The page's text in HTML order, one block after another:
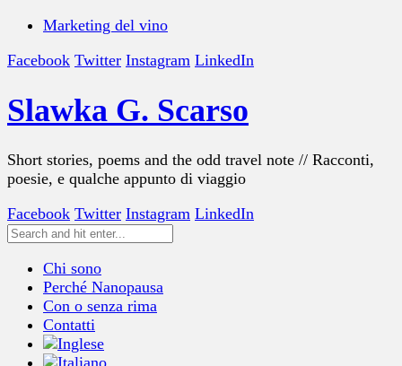
Marketing del vino
Facebook Twitter Instagram LinkedIn
Slawka G. Scarso
Short stories, poems and the odd travel note // Racconti,
poesie, e qualche appunto di viaggio
Facebook Twitter Instagram LinkedIn
Chi sono
Perché Nanopausa
Con o senza rima
Contatti